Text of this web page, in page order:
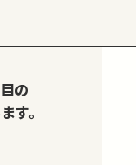
の
す。